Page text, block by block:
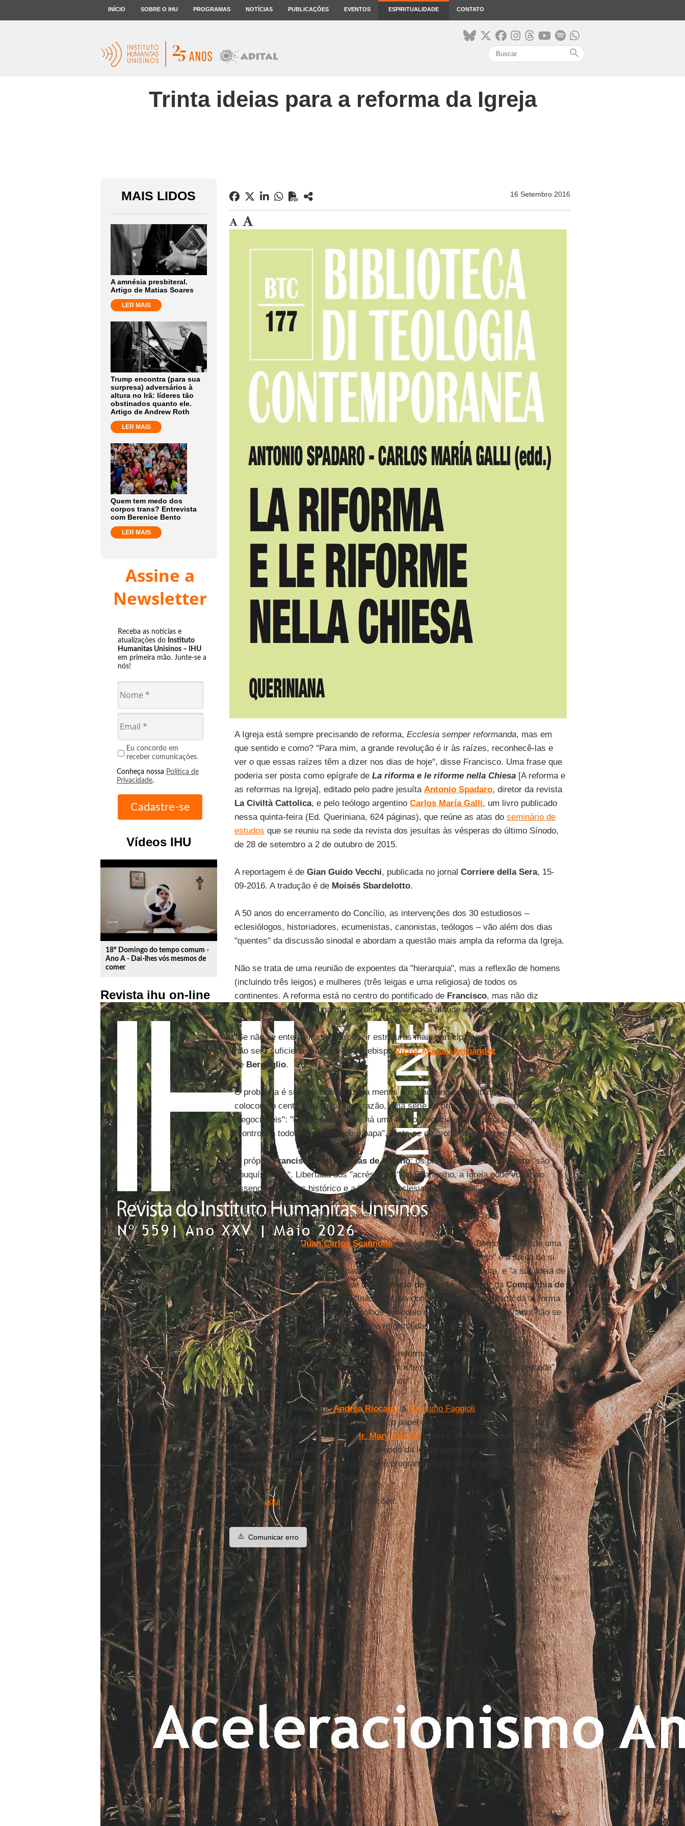
INÍCIO SOBRE O IHU PROGRAMAS NOTÍCIAS PUBLICAÇÕES EVENTOS ESPIRITUALIDADE CONTATO
search
Trinta ideias para a reforma da Igreja
MAIS LIDOS
A amnésia presbiteral.
Artigo de Matias Soares
LER MAIS
Trump encontra (para sua
surpresa) adversários à
altura no Irã: líderes tão
obstinados quanto ele.
Artigo de Andrew Roth
LER MAIS
Quem tem medo dos
corpos trans? Entrevista
com Berenice Bento
LER MAIS
Assine a
Newsletter
Receba as notícias e
atualizações do Instituto
Humanitas Unisinos – IHU
em primeira mão. Junte-se a
nós!
Eu concordo em
receber comunicações.
Conheça nossa Política de
Privacidade.
Vídeos IHU
play_circle_outline
18º Domingo do tempo comum -
Ano A - Dai-lhes vós mesmos de
comer
Revista ihu on-line
16 Setembro 2016
A Igreja está sempre precisando de reforma, Ecclesia semper reformanda, mas em
que sentido e como? "Para mim, a grande revolução é ir às raízes, reconhecê-las e
ver o que essas raízes têm a dizer nos dias de hoje", disse Francisco. Uma frase que
poderia ser posta como epígrafe de La riforma e le riforme nella Chiesa [A reforma e
as reformas na Igreja], editado pelo padre jesuíta Antonio Spadaro, diretor da revista
La Civiltà Cattolica, e pelo teólogo argentino Carlos María Galli, um livro publicado
nessa quinta-feira (Ed. Queriniana, 624 páginas), que reúne as atas do seminário de
estudos que se reuniu na sede da revista dos jesuítas às vésperas do último Sínodo,
de 28 de setembro a 2 de outubro de 2015.
A reportagem é de Gian Guido Vecchi, publicada no jornal Corriere della Sera, 15-
09-2016. A tradução é de Moisés Sbardelotto.
A 50 anos do encerramento do Concílio, as intervenções dos 30 estudiosos –
eclesiólogos, historiadores, ecumenistas, canonistas, teólogos – vão além dos dias
"quentes" da discussão sinodal e abordam a questão mais ampla da reforma da Igreja.
Não se trata de uma reunião de expoentes da "hierarquia", mas a reflexão de homens
(incluindo três leigos) e mulheres (três leigas e uma religiosa) de todos os
continentes. A reforma está no centro do pontificado de Francisco, mas não diz
respeito em primeiro lugar às estruturas, mas sim à atitude interior.
"Se não se entender isso, introduzir estruturas mais participativa e descentralizadas
não será suficiente", escreve o arcebispoVíctor Manuel Fernández , teólogo próximo
de Bergoglio.
O problema é superar aquela forma mentis que, "ao longo das últimas duas décadas",
colocou no centro da Igreja "uma razão, uma série de princípios que regem tudo,
inegociáveis": "Então, parece que há uma razão inegociável que julga o Evangelho" e
"controla a todos nós, incluindo o papa". Trata-se de "voltar ao Evangelho".
O próprioFrancisco citava Tomás de Aquino: os preceitos dados porCristo"são
pouquíssimos". Libertada dos "acréscimos" ao Evangelho, a Igreja pode voltar ao
essencial: o Jesus histórico e a "estrutura eclesial fundamental",Pedroe os
Apóstolos, o papa e os bispos. As "estruturas de serviço" daSanta Sé
, a Cúria,
portanto, não podem ter mais poder do que o "ministério colegial" dos bispos.
O teólogo jesuítaJuan Carlos Scannone, que foi professor de Bergoglio, fala de uma
Igreja "pobre e para os pobres" e evoca a kénosis, o "esvaziamento" e a saída de si
mesmo. E, depois, explica o padreSpadaro,Francisco
é um jesuíta, e "a sua ideia de
reforma corresponde à visão" deSanto Inácio de Loyola, fundador daCompanhia de
Jesus: noConcílio de Trento, "Inácio estava convencido de que, a partir da ‘reforma
da própria vida’, tendo diante dos olhos o modelo de Cristo pobre e humilhado, não se
podia deixar de chegar também a uma reforma das estruturas".
O mundo é o "canteiro de obras de Deus": reformar significa iniciar processos
"abertos", sem soluções pré-definidas, com a fé no Deus que "sempre nos precede" e
sabendo que "o caminho se abre caminhando".
Assim, os estudiosos, deAndrea RiccardiaMassimo Faggioli , refletem sobre a
história e as perspectivas das reformas, o papel dos sínodos e dos concílios, mas
cientes de que, como escreve aIr. Mary Melone, reitora do Antonianum, "A Igreja
está ‘à disposição’ do Espírito (...) É próprio da Igreja aventurar-se corajosamente no
imprevisível, no novo, naquilo que não é programável. O ‘sim’ à Igreja concreta
implica o ‘sim’ à Igreja que muda".
Confiraaquio índice das 30 contribuições.
⚠️ Comunicar erro